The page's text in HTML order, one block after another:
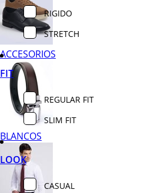
ACCESORIOS
BLANCOS
RIGIDO
STRETCH
FIT
REGULAR FIT
SLIM FIT
LOOK
CASUAL